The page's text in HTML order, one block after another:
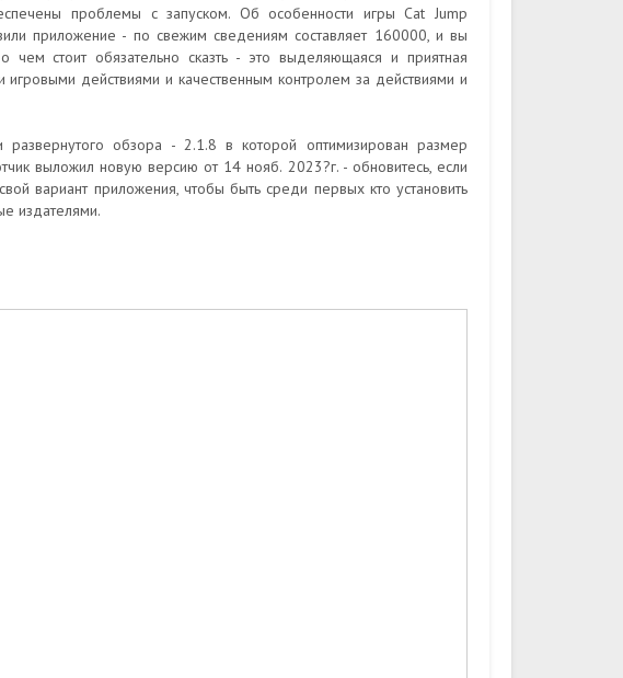
проблемы с запуском. Об особенности игры Cat Jump
приложение - по свежим сведениям составляет 160000, и вы
чем стоит обязательно сказть - это выделяющаяся и приятная
действиями и качественным контролем за действиями и
обзора - 2.1.8 в которой оптимизирован размер
выложил новую версию от 14 нояб. 2023?г. - обновитесь, если
вариант приложения, чтобы быть среди первых кто установить
издателями.